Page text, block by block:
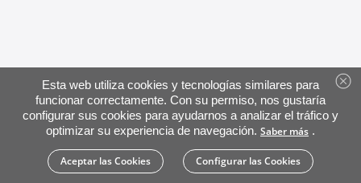
Esta web utiliza cookies y tecnologías similares para
funcionar correctamente. Con su permiso, nos gustaría
configurar sus cookies para ayudarnos a analizar el tráfico y
optimizar su experiencia de navegación. Saber más .
Aceptar las Cookies Configurar las Cookies